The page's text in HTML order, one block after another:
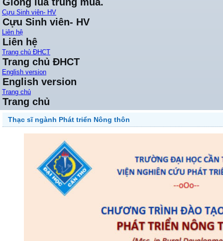
Cựu Sinh viên- HV
Cựu Sinh viên- HV
Liên hệ
Liên hệ
Trang chủ ĐHCT
Trang chủ ĐHCT
English version
English version
Trang chủ
Trang chủ
Thạc sĩ ngành Phát triển Nông thôn